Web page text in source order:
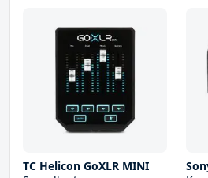
TC Helicon GoXLR MINI